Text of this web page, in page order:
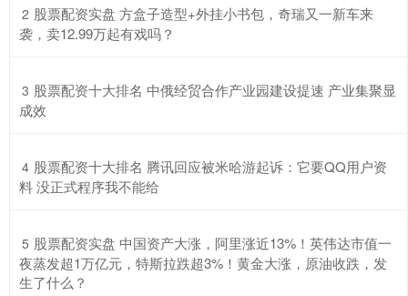
2 ​股票配资实盘 方盒子造型+外挂小书包，奇瑞又一新车来
袭，卖12.99万起有戏吗？
3 ​股票配资十大排名 中俄经贸合作产业园建设提速 产业集聚显
成效​
4 ​股票配资十大排名 腾讯回应被米哈游起诉：它要QQ用户资
料 没正式程序我不能给
5 ​股票配资实盘 中国资产大涨，阿里涨近13%！英伟达市值一
夜蒸发超1万亿元，特斯拉跌超3%！黄金大涨，原油收跌，发
生了什么？